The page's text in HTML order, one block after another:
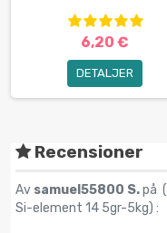
6,20 €
DETALJER
Recensioner
Av samuel55800 S.på (
Si-element 14 5gr-5kg) :